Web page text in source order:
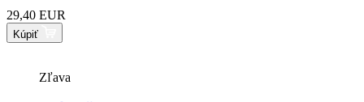
29,40 EUR
Kúpiť
Zľava